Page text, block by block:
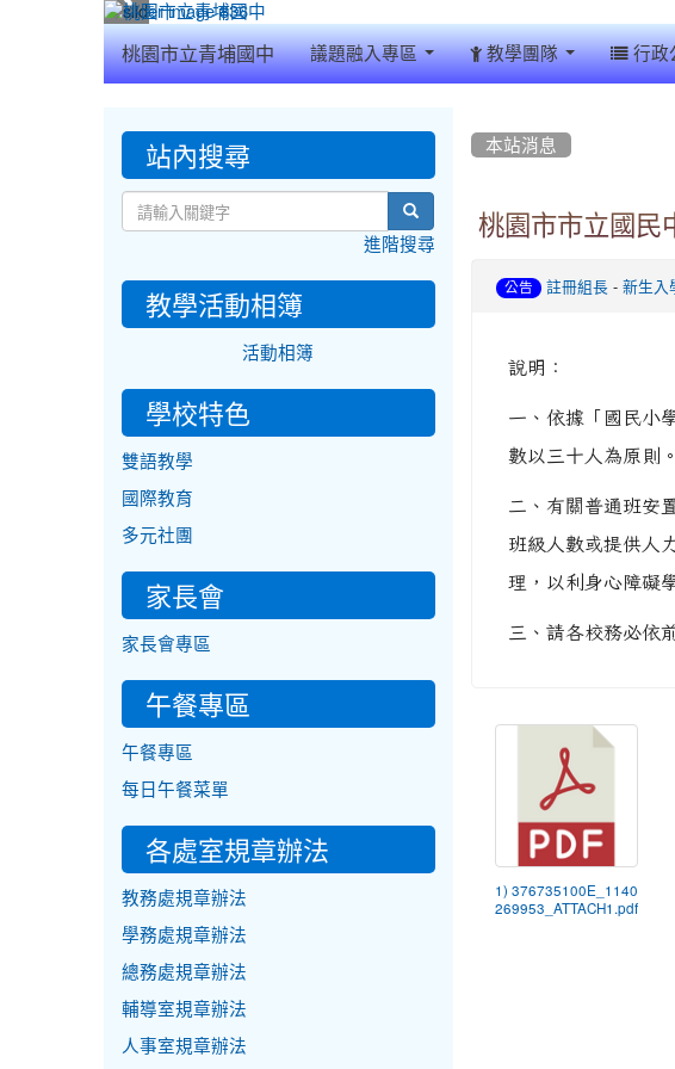
桃園市立青埔國中 議題融入專區 教學團隊 行政
本站消息
桃園市市立國民
公告 註冊組長- 新生入
說明：
一、依據「國民小
數以三十人為原則。
二、有關普通班安
班級人數或提供人
理，以利身心障礙
三、請各校務必依
1) 376735100E_1140
269953_ATTACH1.pdf
::: 站內搜尋
search
進階搜尋
教學活動相簿
活動相簿
學校特色
雙語教學
國際教育
多元社團
家長會
家長會專區
午餐專區
午餐專區
每日午餐菜單
各處室規章辦法
教務處規章辦法
學務處規章辦法
總務處規章辦法
輔導室規章辦法
人事室規章辦法